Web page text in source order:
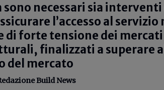
necessari sia interventi
l’accesso al servizio
di forte tensione dei
finalizzati a superare
del mercato
Build News